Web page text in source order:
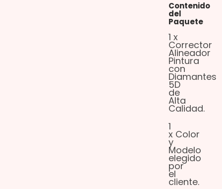
Contenido
del
Paquete
1 x
Corrector
Alineador
Pintura
con
Diamantes
5D
de
Alta
Calidad.
1
x Color
y
Modelo
elegido
por
el
cliente.